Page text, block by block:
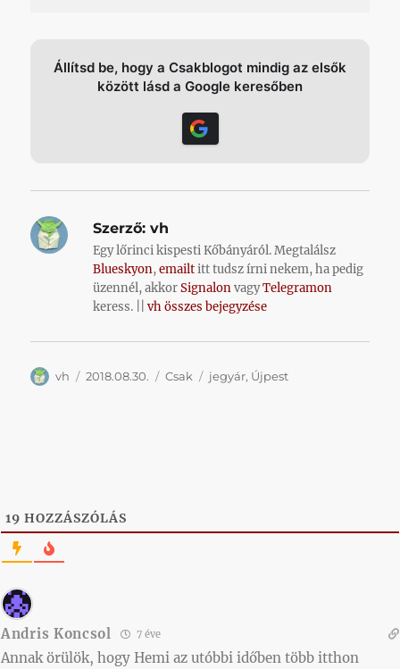
Állítsd be, hogy a Csakblogot mindig az elsők
között lásd a Google keresőben
Szerző: vh
Egy lőrinci kispesti Kőbányáról. Megtalálsz
Blueskyon,emailtitt tudsz írni nekem, ha pedig
üzennél, akkorSignalonvagyTelegramon
keress. ||vh összes bejegyzése
Szerző
vh Közzétéve
2018.08.30. Kategória
Csak Címke
jegyár, Újpest
19 HOZZÁSZÓLÁS
Andris Koncsol 7 éve
Annak örülök, hogy Hemi az utóbbi időben több itthon